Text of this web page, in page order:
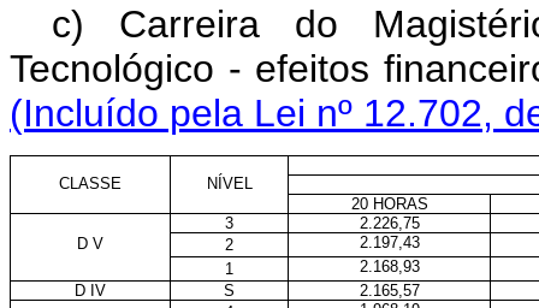
c) Carreira do
Tecnológico - efeitos
(Incluído pela Lei nº 12.702,
CLASSE
NÍVEL
20 HORAS
3
2.226,75
D V
2
2.197,43
1
2.168,93
D IV
S
2.165,57